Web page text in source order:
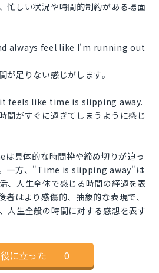
忙しい状況や時間的制約がある場面
always feel like I'm running out
が足りない感じがします。
feels like time is slipping away.
間がすぐに過ぎてしまうように感じ
具体的な時間枠や締め切りが迫っ
。一方、"Time is slipping away"は
、人生全体で感じる時間の経過を表
者はより感傷的、抽象的な表現で、
人生全般の時間に対する感想を表す
役に立った ｜ 0